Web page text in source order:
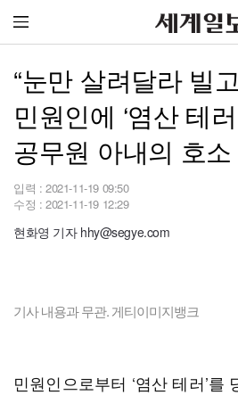
“눈만 살려달라 빌
민원인에 ‘염산 테
공무원 아내의 호소
입력 : 2021-11-19 09:50
수정 : 2021-11-19 12:29
현화영 기자 hhy@segye.com
기사 내용과 무관. 게티이미지뱅크
민원인으로부터 ‘염산 테러’를